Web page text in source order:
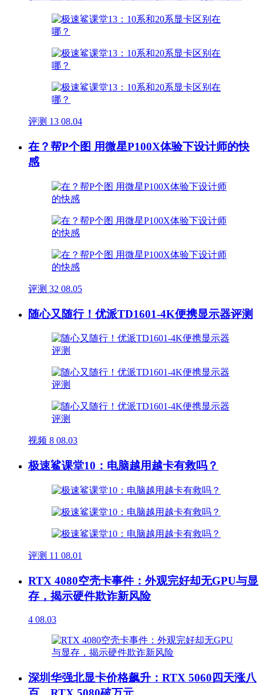
评测 13 08.04
在？帮P个图 用微星P100X体验下设计师的快
感
评测 32 08.05
随心又随行！优派TD1601-4K便携显示器评测
视频 8 08.03
极速鲨课堂10：电脑越用越卡有救吗？
评测 11 08.01
RTX 4080空壳卡事件：外观完好却无GPU与显
存，揭示硬件欺诈新风险
4 08.03
深圳华强北显卡价格飙升：RTX 5060四天涨八